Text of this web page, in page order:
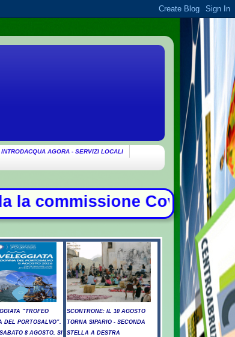
INTRODACQUA AGORA - SERVIZI LOCALI
duello con
“TROFEO
DEL PORTOSALVO”.
8 AGOSTO, SI
SCONTRONE: IL 10 AGOSTO
TORNA SIPARIO - SECONDA
STELLA A DESTRA